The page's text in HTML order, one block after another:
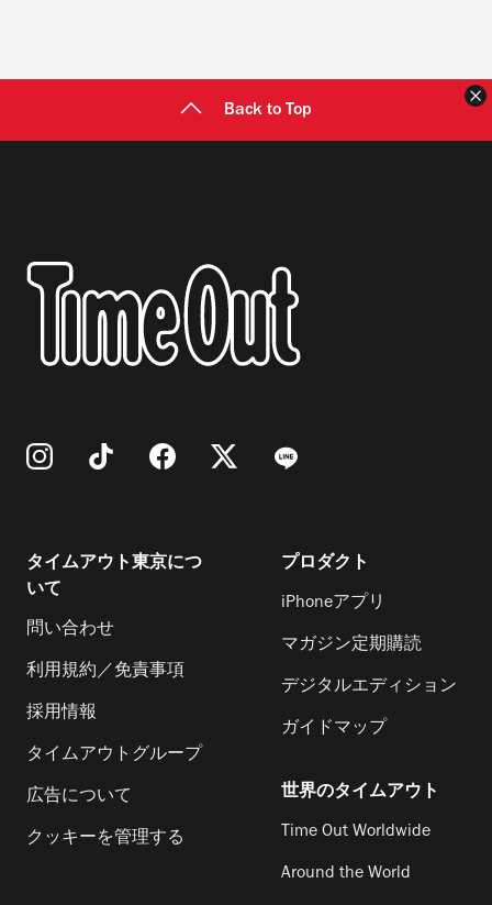
Back to Top
タイムアウト東京につ
いて
問い合わせ
利用規約／免責事項
採用情報
タイムアウトグループ
広告について
クッキーを管理する
プロダクト
iPhoneアプリ
マガジン定期購読
デジタルエディション
ガイドマップ
世界のタイムアウト
Time Out Worldwide
Around the World